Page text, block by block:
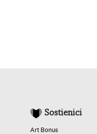
Sostienici
Art Bonus